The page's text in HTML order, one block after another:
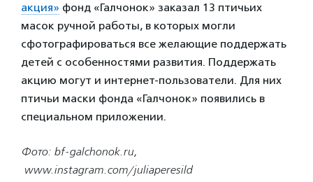
акция» фонд «Галчонок» заказал 13 птичьих
масок ручной работы, в которых могли
сфотографироваться все желающие поддержать
детей с особенностями развития. Поддержать
акцию могут и интернет-пользователи. Для них
птичьи маски фонда «Галчонок» появились в
специальном приложении.
Фото: bf-galchonok.ru,
www.instagram.com/juliaperesild